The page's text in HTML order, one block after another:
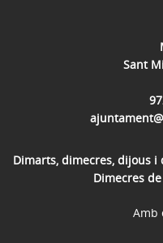
Sant
Dimarts, dimecres, dijous i
Dimecres
Amb